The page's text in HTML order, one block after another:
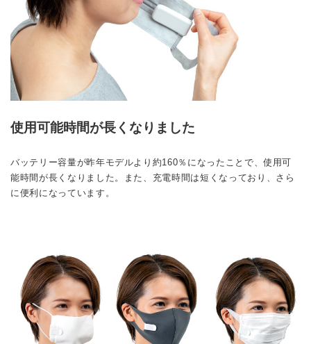
使用可能時間が長くなりました
バッテリー容量が昨年モデルより約160％になったことで、使用可
能時間が長くなりました。また、充電時間は短くなっており、さら
に便利になっています。